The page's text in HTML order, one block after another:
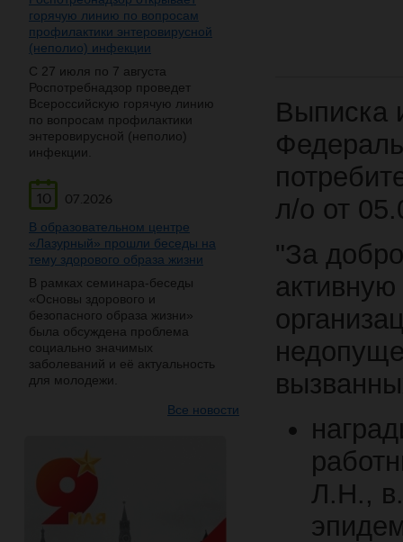
горячую линию по вопросам
профилактики энтеровирусной
(неполио) инфекции
С 27 июля по 7 августа
Роспотребнадзор проведет
Всероссийскую горячую линию
по вопросам профилактики
энтеровирусной (неполио)
инфекции.
10
07.2026
В образовательном центре
«Лазурный» прошли беседы на
тему здорового образа жизни
В рамках семинара-беседы
«Основы здорового и
безопасного образа жизни»
была обсуждена проблема
социально значимых
заболеваний и её актуальность
для молодежи.
Все новости
Выписка
л/о от
"За
Л.Н.,